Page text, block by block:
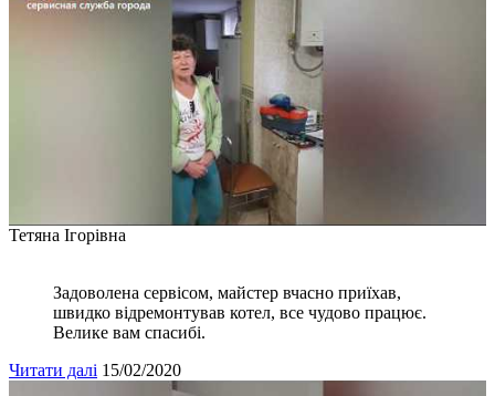
Тетяна Ігорівна
Задоволена сервісом, майстер вчасно приїхав,
швидко відремонтував котел, все чудово працює.
Велике вам спасибі.
Читати далі 15/02/2020